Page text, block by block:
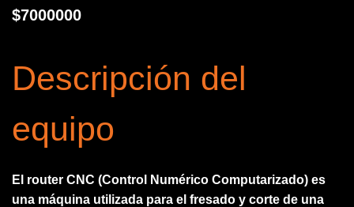
$7000000
Descripción del
equipo
El router CNC (Control Numérico Computarizado) es
una máquina utilizada para el fresado y corte de una